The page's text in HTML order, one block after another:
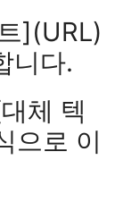
](URL)
니다.
체 텍
으로 이